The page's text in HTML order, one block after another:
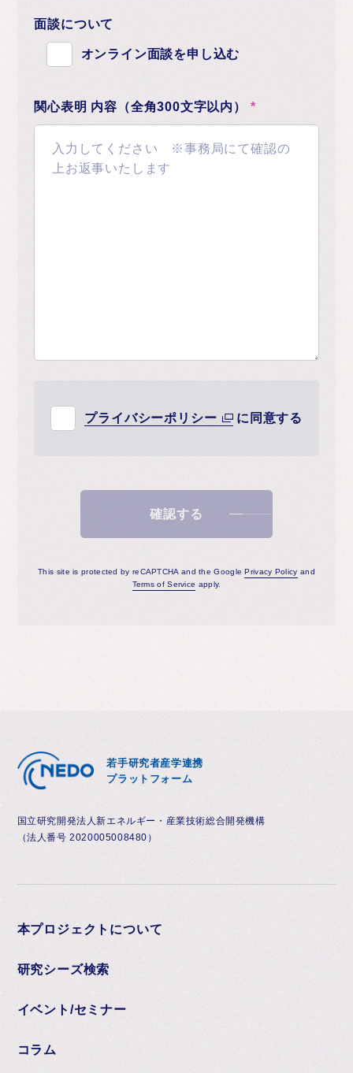
面談について
オンライン面談を申し込む
関心表明 内容（全角300文字以内） *
プライバシーポリシー に同意する
確認する
This site is protected by reCAPTCHA and the Google Privacy Policy and
Terms of Service apply.
若手研究者産学連携
プラットフォーム
国立研究開発法人新エネルギー・産業技術総合開発機構
（法人番号 2020005008480）
本プロジェクトについて
研究シーズ検索
イベント/セミナー
コラム